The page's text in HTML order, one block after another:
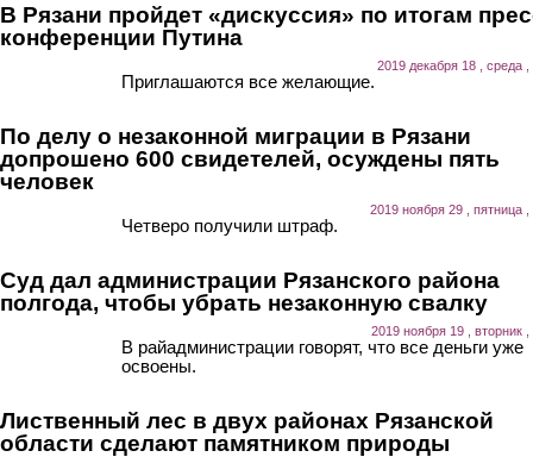
В Рязани пройдет «дискуссия» по итогам
конференции Путина
2019 декабря 18 , среда ,
Приглашаются все желающие.
По делу о незаконной миграции в Рязани
допрошено 600 свидетелей, осуждены пять
человек
2019 ноября 29 , пятница ,
Четверо получили штраф.
Суд дал администрации Рязанского района
полгода, чтобы убрать незаконную свалку
2019 ноября 19 , вторник ,
В райадминистрации говорят, что все деньги уже
освоены.
Лиственный лес в двух районах Рязанской
области сделают памятником природы